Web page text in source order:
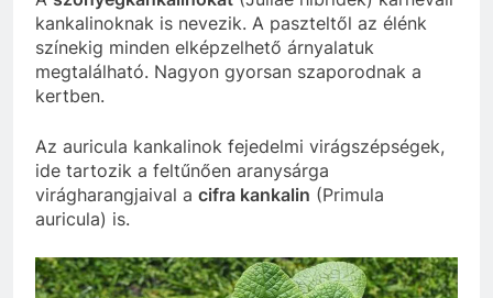
kankalinoknak is nevezik. A paszteltől az élénk
színekig minden elképzelhető árnyalatuk
megtalálható. Nagyon gyorsan szaporodnak a
kertben.
Az auricula kankalinok fejedelmi virágszépségek,
ide tartozik a feltűnően aranysárga
virágharangjaival a cifra kankalin (Primula
auricula) is.